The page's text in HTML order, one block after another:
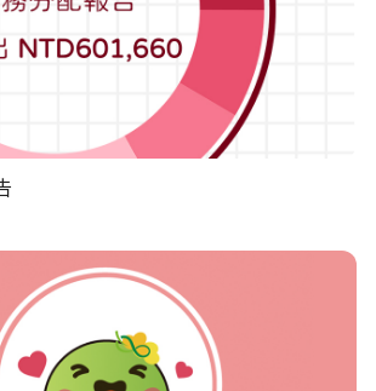
4000林甄敏3600林宛霖3600藍瑜3200
陳景仁3000吳*玲3000謝維芯2600
2500曾博彥2400劉曉帆2400柯*如2400
珊2100隋*樸2080陳*鉻2000徐*萍2000
2000無名氏(7/6匯款)2000林士凱1600
Leo1500無名氏(6/10匯款)
玟婷1200林*宇1000李訓婉1000黄敏婷
翰1000葉心惠1000黃*義(劃撥)1000王*
(劃撥)1000鄧*芳(匯款)1000無名氏(5/2
(8/5匯款)1000無名氏(9/4匯款)1000無名
名氏(9/13匯款)1000無名氏(9/13匯款)1
款)1000無名氏(10/7匯款)1000無名氏(1